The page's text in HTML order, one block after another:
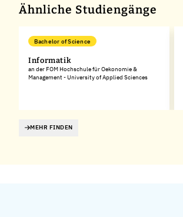
Ähnliche Studiengänge
Bachelor of Science
Informatik
an der FOM Hochschule für Oekonomie &
Management - University of Applied Sciences
MEHR FINDEN